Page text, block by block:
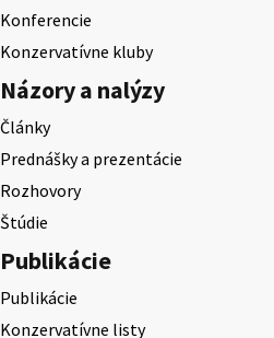
Konferencie
Konzervatívne kluby
Názory a nalýzy
Články
Prednášky a prezentácie
Rozhovory
Štúdie
Publikácie
Publikácie
Konzervatívne listy